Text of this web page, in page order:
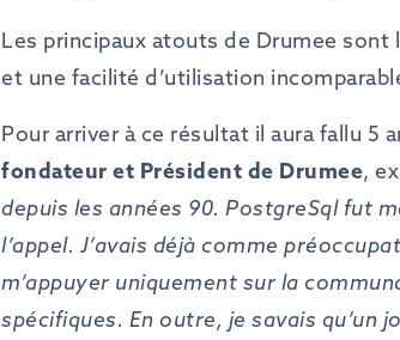
Les principaux atouts de Drumee
et une facilité d’utilisation
Pour arriver à ce résultat il aura fallu 5
fondateur et Président de Drumee,
depuis les années 90. PostgreSql fut
l’appel. J’avais déjà comme
m’appuyer uniquement sur la
spécifiques. En outre, je savais qu’un